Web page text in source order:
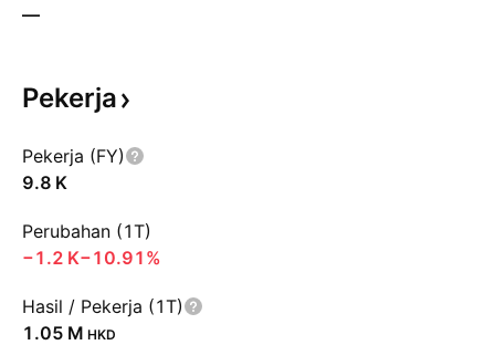
—
Pekerja
Pekerja (FY)
‪9.8 K‬
Perubahan (1T)
‪−1.2 K‬−10.91%
Hasil / Pekerja (1T)
‪1.05 M‬ HKD